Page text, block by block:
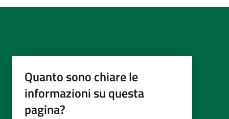
Quanto sono chiare le
informazioni su questa
pagina?